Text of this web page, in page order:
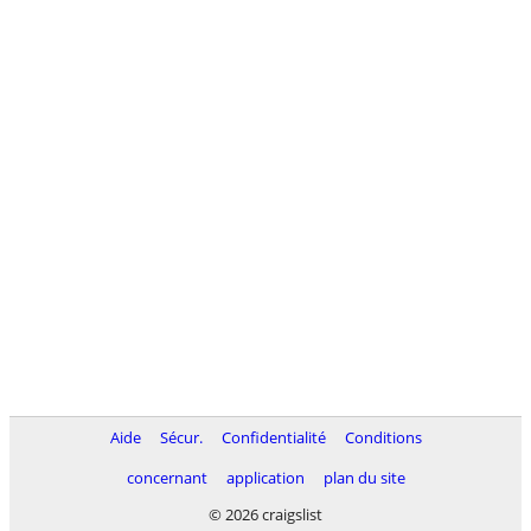
Aide Sécur. Confidentialité
Conditions
concernant
application
plan du site
© 2026 craigslist